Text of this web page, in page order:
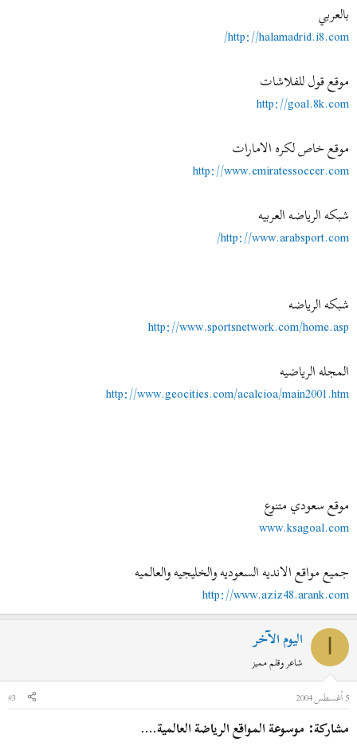
بالعربي
http://halamadrid.i8.com/
موقع قول للفلاشات
http://goal.8k.com
موقع خاص لكره الامارات
http://www.emiratessoccer.com
شبكه الرياضه العربيه
http://www.arabsport.com/
شبكه الرياضه
http://www.sportsnetwork.com/home.asp
المجله الرياضيه
http://www.geocities.com/acalcioa/main2001.htm
موقع سعودي متنوع
www.ksagoal.com
جميع مواقع الانديه السعوديه والخليجيه والعالميه
http://www.aziz48.arank.com
اليوم الآخر
شاعر وقلم مميز
5 أغسطس 2004
#3
مشاركة: موسوعة المواقع الرياضة العالمية....